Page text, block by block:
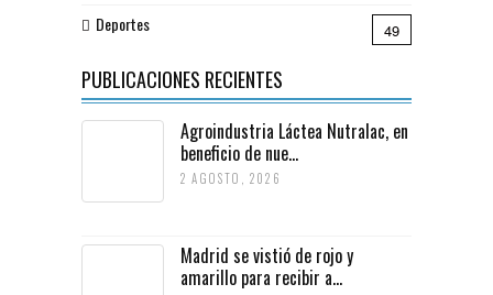
Deportes 49
PUBLICACIONES RECIENTES
Agroindustria Láctea Nutralac, en
beneficio de nue...
2 AGOSTO, 2026
Madrid se vistió de rojo y
amarillo para recibir a...